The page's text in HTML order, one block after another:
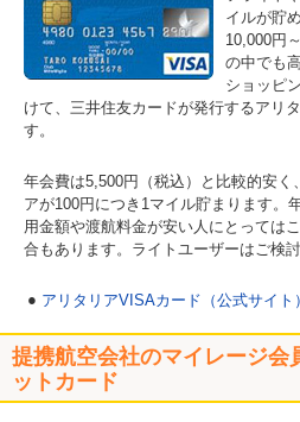
イルが貯
10,000円
の中でも
ショッピ
けて、三井住友カードが発行するアリ
す。
年会費は5,500円（税込）と比較的安く
アが100円につき1マイル貯まります。
用金額や渡航料金が安い人にとっては
合もあります。ライトユーザーはご検討
アリタリアVISAカード（公式サイト）
提携航空会社のマイレージ会
ットカード